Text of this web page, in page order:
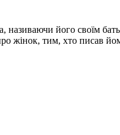
називаючи його своїм
жінок, тим, хто писав